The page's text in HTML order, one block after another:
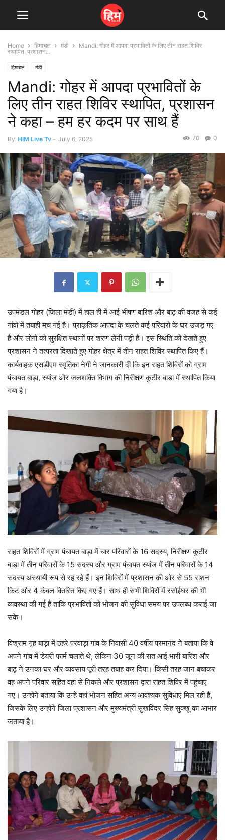
Home हिमाचल मंडी
Mandi: गोहर में आपदा प्रभावितों के लिए तीन राहत शिविर
स्थापित, प्रशासन...
हिमाचल मंडी
Mandi: गोहर में आपदा प्रभावितों के
लिए तीन राहत शिविर स्थापित, प्रशासन
ने कहा – हम हर कदम पर साथ हैं
By HIM Live Tv - July 6, 2025 0
70
उपमंडल गोहर (जिला मंडी) में हाल ही में आई भीषण बारिश और बाढ़ की वजह से कई
गांवों में तबाही मच गई है। प्राकृतिक आपदा के चलते कई परिवारों के घर उजड़ गए
हैं और लोगों को सुरक्षित स्थानों पर शरण लेनी पड़ी है। इस स्थिति को देखते हुए
प्रशासन ने तत्परता दिखाते हुए गोहर क्षेत्र में तीन राहत शिविर स्थापित किए हैं।
कार्यवाहक एसडीएम स्मृतिका नेगी ने जानकारी दी कि इन राहत शिविरों को ग्राम
पंचायत बाड़ा, स्यांज और जलशक्ति विभाग की निरीक्षण कुटीर बाड़ा में स्थापित किया
गया है।
राहत शिविरों में ग्राम पंचायत बाड़ा में चार परिवारों के 16 सदस्य, निरीक्षण कुटीर
बाड़ा में तीन परिवारों के 15 सदस्य और ग्राम पंचायत स्यांज में तीन परिवारों के 14
सदस्य अस्थायी रूप से रह रहे हैं। इन शिविरों में प्रशासन की ओर से 55 राशन
किट और 4 कंबल वितरित किए गए हैं। साथ ही सभी शिविरों में रसोईघर की भी
व्यवस्था की गई है ताकि प्रभावितों को भोजन की सुविधा समय पर उपलब्ध कराई जा
सके।
विश्राम गृह बाड़ा में ठहरे परवाड़ा गांव के निवासी 40 वर्षीय परमानंद ने बताया कि वे
अपने गांव में डेयरी फार्म चलाते थे, लेकिन 30 जून की रात आई भारी बारिश और
बाढ़ ने उनका घर और व्यवसाय पूरी तरह तबाह कर दिया। किसी तरह जान बचाकर
वह अपने परिवार सहित वहां से निकले और प्रशासन द्वारा राहत शिविर में पहुंचाए
गए। उन्होंने बताया कि उन्हें वहां भोजन सहित अन्य आवश्यक सुविधाएं मिल रही हैं,
जिसके लिए उन्होंने जिला प्रशासन और मुख्यमंत्री सुखविंदर सिंह सुक्खू का आभार
जताया है।